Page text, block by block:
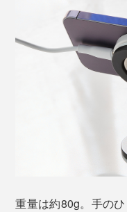
重量は約80g。手の